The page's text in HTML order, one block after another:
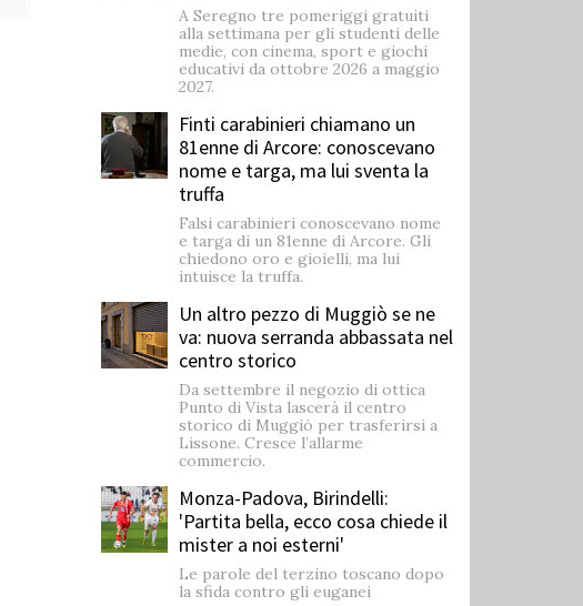
A Seregno tre pomeriggi gratuiti
alla settimana per gli studenti delle
medie, con cinema, sport e giochi
educativi da ottobre 2026 a maggio
2027.
Finti carabinieri chiamano un
81enne di Arcore: conoscevano
nome e targa, ma lui sventa la
truffa
Falsi carabinieri conoscevano nome
e targa di un 81enne di Arcore. Gli
chiedono oro e gioielli, ma lui
intuisce la truffa.
Un altro pezzo di Muggiò se ne
va: nuova serranda abbassata nel
centro storico
Da settembre il negozio di ottica
Punto di Vista lascerà il centro
storico di Muggiò per trasferirsi a
Lissone. Cresce l’allarme
commercio.
Monza-Padova, Birindelli:
'Partita bella, ecco cosa chiede il
mister a noi esterni'
Le parole del terzino toscano dopo
la sfida contro gli euganei